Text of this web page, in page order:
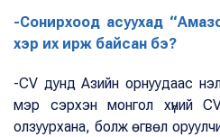
-Сонирхоод асуухад
хэр их ирж байсан бэ?
-CV дунд Азийн орнуудаас
мэр сэрхэн монгол хүний
олзуурхана, болж өгвөл